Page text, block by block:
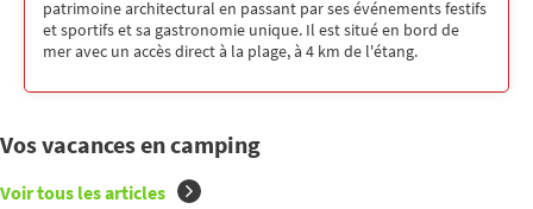
patrimoine architectural en passant par ses événements festifs
et sportifs et sa gastronomie unique. Il est situé en bord de
mer avec un accès direct à la plage, à 4 km de l'étang.
Vos vacances en camping
Voir tous les articles